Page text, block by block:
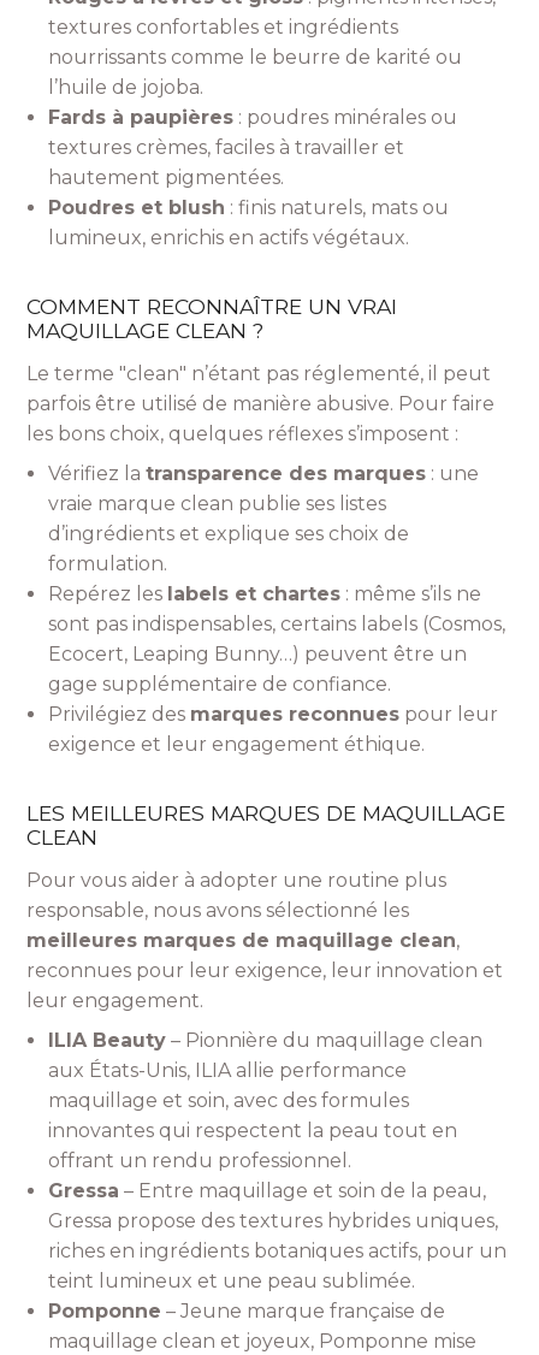
textures confortables et ingrédients
nourrissants comme le beurre de karité ou
l’huile de jojoba.
Fards à paupières : poudres minérales ou
textures crèmes, faciles à travailler et
hautement pigmentées.
Poudres et blush : finis naturels, mats ou
lumineux, enrichis en actifs végétaux.
COMMENT RECONNAÎTRE UN VRAI
MAQUILLAGE CLEAN ?
Le terme "clean" n’étant pas réglementé, il peut
parfois être utilisé de manière abusive. Pour faire
les bons choix, quelques réflexes s’imposent :
Vérifiez la transparence des marques : une
vraie marque clean publie ses listes
d’ingrédients et explique ses choix de
formulation.
Repérez les labels et chartes : même s’ils ne
sont pas indispensables, certains labels (Cosmos,
Ecocert, Leaping Bunny…) peuvent être un
gage supplémentaire de confiance.
Privilégiez des marques reconnues pour leur
exigence et leur engagement éthique.
LES MEILLEURES MARQUES DE MAQUILLAGE
CLEAN
Pour vous aider à adopter une routine plus
responsable, nous avons sélectionné les
meilleures marques de maquillage clean,
reconnues pour leur exigence, leur innovation et
leur engagement.
ILIA Beauty – Pionnière du maquillage clean
aux États-Unis, ILIA allie performance
maquillage et soin, avec des formules
innovantes qui respectent la peau tout en
offrant un rendu professionnel.
Gressa – Entre maquillage et soin de la peau,
Gressa propose des textures hybrides uniques,
riches en ingrédients botaniques actifs, pour un
teint lumineux et une peau sublimée.
Pomponne – Jeune marque française de
maquillage clean et joyeux, Pomponne mise